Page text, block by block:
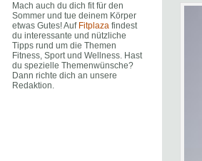
Mach auch du dich fit für den
Sommer und tue deinem Körper
etwas Gutes! Auf Fitplaza findest
du interessante und nützliche
Tipps rund um die Themen
Fitness, Sport und Wellness. Hast
du spezielle Themenwünsche?
Dann richte dich an unsere
Redaktion.